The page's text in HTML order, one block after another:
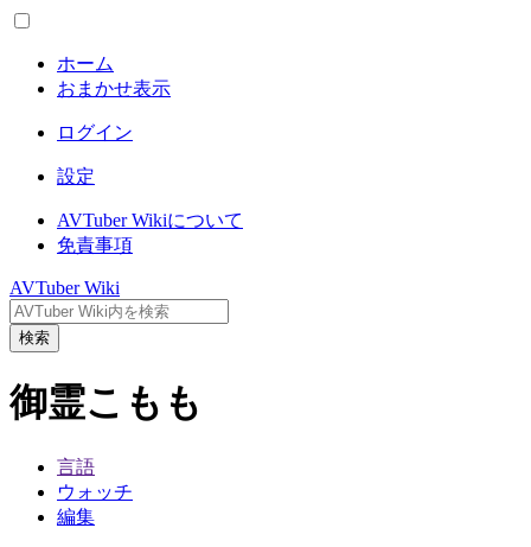
ホーム
おまかせ表示
ログイン
設定
AVTuber Wikiについて
免責事項
AVTuber Wiki
検索
御霊こもも
言語
ウォッチ
編集